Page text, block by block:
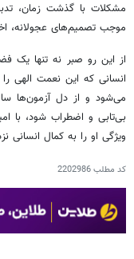
مشکلات با گذشت زمان،
موجب تصمیم‌های عجولانه،
از این رو صبر نه تنها یک
انسانی که این نعمت الهی
می‌شود و از دل آزمون‌ها
بی‌تابی و اضطراب شود، با
ویژگی او را به کمال انسانی
کد مطلب2202986